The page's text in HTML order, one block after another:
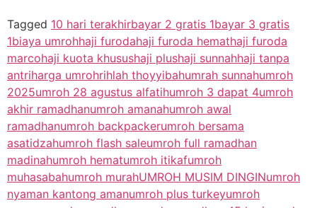
Tagged 10 hari terakhirbayar 2 gratis 1bayar 3 gratis
1biaya umrohhaji furodahaji furoda hemathaji furoda
marcohaji kuota khusushaji plushaji sunnahhaji tanpa
antriharga umrohrihlah thoyyibahumrah sunnahumroh
2025umroh 28 agustus alfatihumroh 3 dapat 4umroh
akhir ramadhanumroh amanahumroh awal
ramadhanumroh backpackerumroh bersama
asatidzahumroh flash saleumroh full ramadhan
madinahumroh hematumroh itikafumroh
muhasabahumroh murahUMROH MUSIM DINGINumroh
nyaman kantong amanumroh plus turkeyumroh